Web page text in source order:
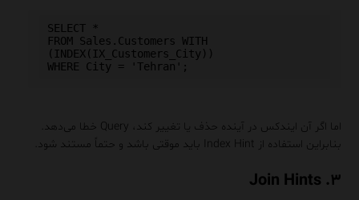
SELECT *
FROM Sales.Customers WITH
(INDEX(IX_Customers_City))
اما اگر آن ایندکس در آینده حذف یا تغییر کند، Query خطا می‌دهد.
بنابراین استفاده از Index Hint باید موقتی باشد و حتماً مستند شود.
۳. Join Hints